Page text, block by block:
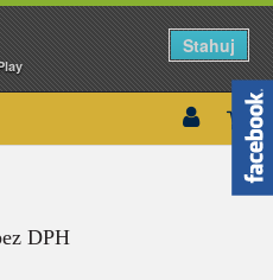
Stahuj
DPH